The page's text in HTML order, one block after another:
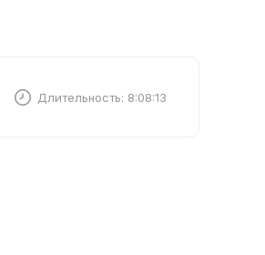
Длительность: 8:08:13